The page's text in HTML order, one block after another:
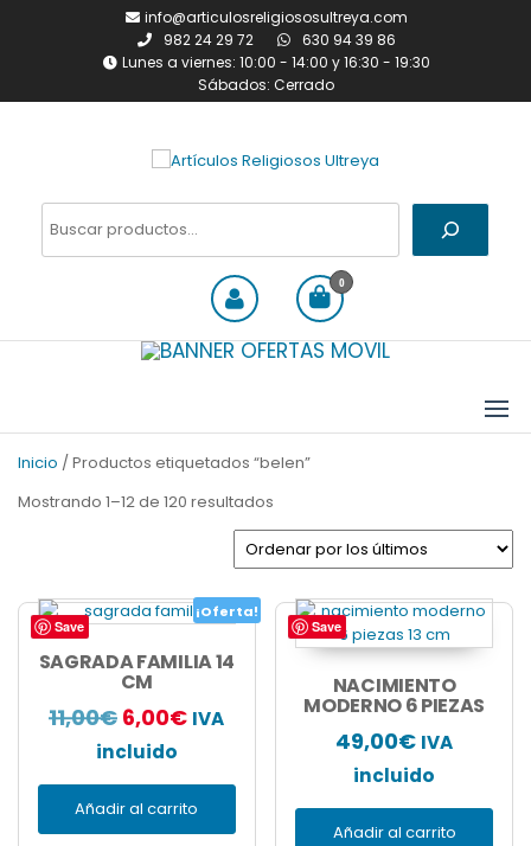
info@articulosreligiososultreya.com
982 24 29 72
630 94 39 86
Lunes a viernes: 10:00 - 14:00 y 16:30 - 19:30
Sábados: Cerrado
Artículos Religiosos Ultreya
venta de todo tipo de
Buscar
0
Inicio / Productos etiquetados “belen”
Mostrando 1–12 de 120 resultados
por
los
últimos
Save
¡Oferta!
SAGRADA FAMILIA 14
CM
11,00€ El
precio
original
era:
6,00€El
actual
es:
IVA
incluido
Añadir al carrito
Save
NACIMIENTO
MODERNO 6 PIEZAS
49,00€ IVA
incluido
Añadir al carrito